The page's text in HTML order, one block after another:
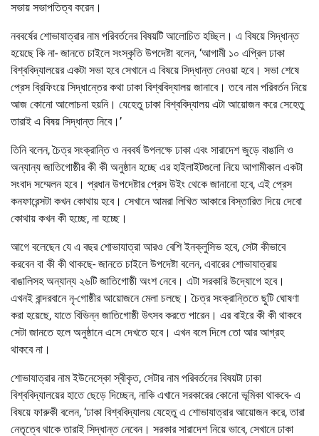
সভায় সভাপতিত্ব করেন।
নববর্ষের শোভাযাত্রার নাম পরিবর্তনের বিষয়টি আলোচিত হচ্ছিল। এ বিষয়ে সিদ্ধান্ত
হয়েছে কি না- জানতে চাইলে সংস্কৃতি উপদেষ্টা বলেন, ‘আগামী ১০ এপ্রিল ঢাকা
বিশ্ববিদ্যালয়ের একটা সভা হবে সেখানে এ বিষয়ে সিদ্ধান্ত নেওয়া হবে। সভা শেষে
প্রেস ব্রিফিংয়ে সিদ্ধান্তের কথা ঢাকা বিশ্ববিদ্যালয় জানাবে। তবে নাম পরিবর্তন নিয়ে
আজ কোনো আলোচনা হয়নি। যেহেতু ঢাকা বিশ্ববিদ্যালয় এটা আয়োজন করে সেহেতু
তারাই এ বিষয় সিদ্ধান্ত নিবে।’
তিনি বলেন, চৈত্র সংক্রান্তি ও নববর্ষ উপলক্ষে ঢাকা এবং সারাদেশ জুড়ে বাঙালি ও
অন্যান্য জাতিগোষ্ঠীর কী কী অনুষ্ঠান হচ্ছে এর হাইলাইটগুলো নিয়ে আগামীকাল একটা
সংবাদ সম্মেলন হবে। প্রধান উপদেষ্টার প্রেস উইং থেকে জানানো হবে, এই প্রেস
কনফারেন্সটা কখন কোথায় হবে। সেখানে আমরা লিখিত আকারে বিস্তারিত দিয়ে দেবো
কোথায় কখন কী হচ্ছে, না হচ্ছে।
আগে বলেছেন যে এ বছর শোভাযাত্রা আরও বেশি ইনক্লুসিভ হবে, সেটা কীভাবে
করবেন বা কী কী থাকছে- জানতে চাইলে উপদেষ্টা বলেন, এবারের শোভাযাত্রায়
বাঙালিসহ অন্যান্য ২৬টি জাতিগোষ্ঠী অংশ নেবে। এটা সরকারি উদ্যোগে হবে।
এখনই বান্দরবানে নৃ-গোষ্ঠীর আয়োজনে মেলা চলছে। চৈত্র সংক্রান্তিতে ছুটি ঘোষণা
করা হয়েছে, যাতে বিভিন্ন জাতিগোষ্ঠী উৎসব করতে পারেন। এর বাইরে কী কী থাকবে
সেটা জানতে হলে অনুষ্ঠানে এসে দেখতে হবে। এখন বলে দিলে তো আর আগ্রহ
থাকবে না।
শোভাযাত্রার নাম ইউনেস্কো স্বীকৃত, সেটার নাম পরিবর্তনের বিষয়টা ঢাকা
বিশ্ববিদ্যালয়ের হাতে ছেড়ে দিচ্ছেন, নাকি এখানে সরকারের কোনো ভূমিকা থাকবে- এ
বিষয়ে ফারুকী বলেন, ‘ঢাকা বিশ্ববিদ্যালয় যেহেতু এ শোভাযাত্রার আয়োজন করে, তারা
নেতৃত্বে থাকে তারাই সিদ্ধান্ত নেবেন। সরকার সারাদেশ নিয়ে ভাবে, সেখানে ঢাকা